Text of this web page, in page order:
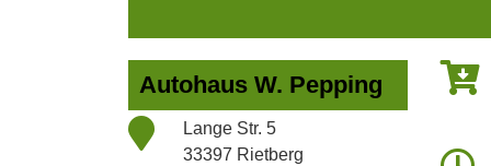
Autohaus W. Pepping
Lange Str. 5
33397 Rietberg